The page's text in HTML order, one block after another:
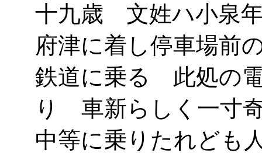
十九歳 文姓ハ小泉
府津に着し停車場前
鉄道に乗る 此処の
り 車新らしく一寸
中等に乗りたれども